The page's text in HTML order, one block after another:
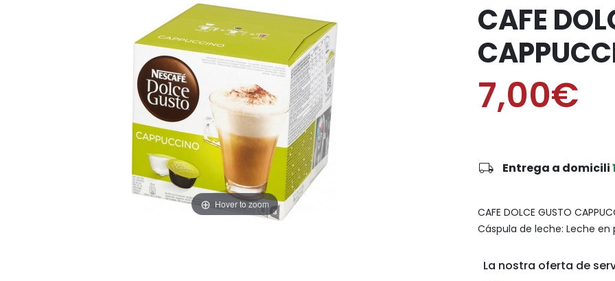
Hover to zoom
CAFE
7,00€
local_shipping Entrega a domicili
CAFE DOLCE GUSTO
Cáspula de leche: Leche en
La nostra oferta de